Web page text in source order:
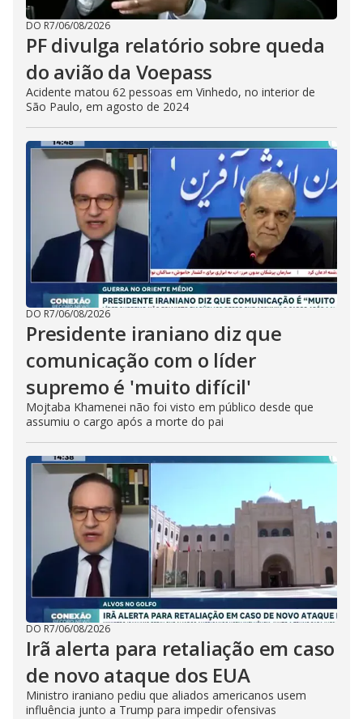
DO R7/06/08/2026
PF divulga relatório sobre queda
do avião da Voepass
Acidente matou 62 pessoas em Vinhedo, no interior de
São Paulo, em agosto de 2024
DO R7/06/08/2026
Presidente iraniano diz que
comunicação com o líder
supremo é 'muito difícil'
Mojtaba Khamenei não foi visto em público desde que
assumiu o cargo após a morte do pai
DO R7/06/08/2026
Irã alerta para retaliação em caso
de novo ataque dos EUA
Ministro iraniano pediu que aliados americanos usem
influência junto a Trump para impedir ofensivas